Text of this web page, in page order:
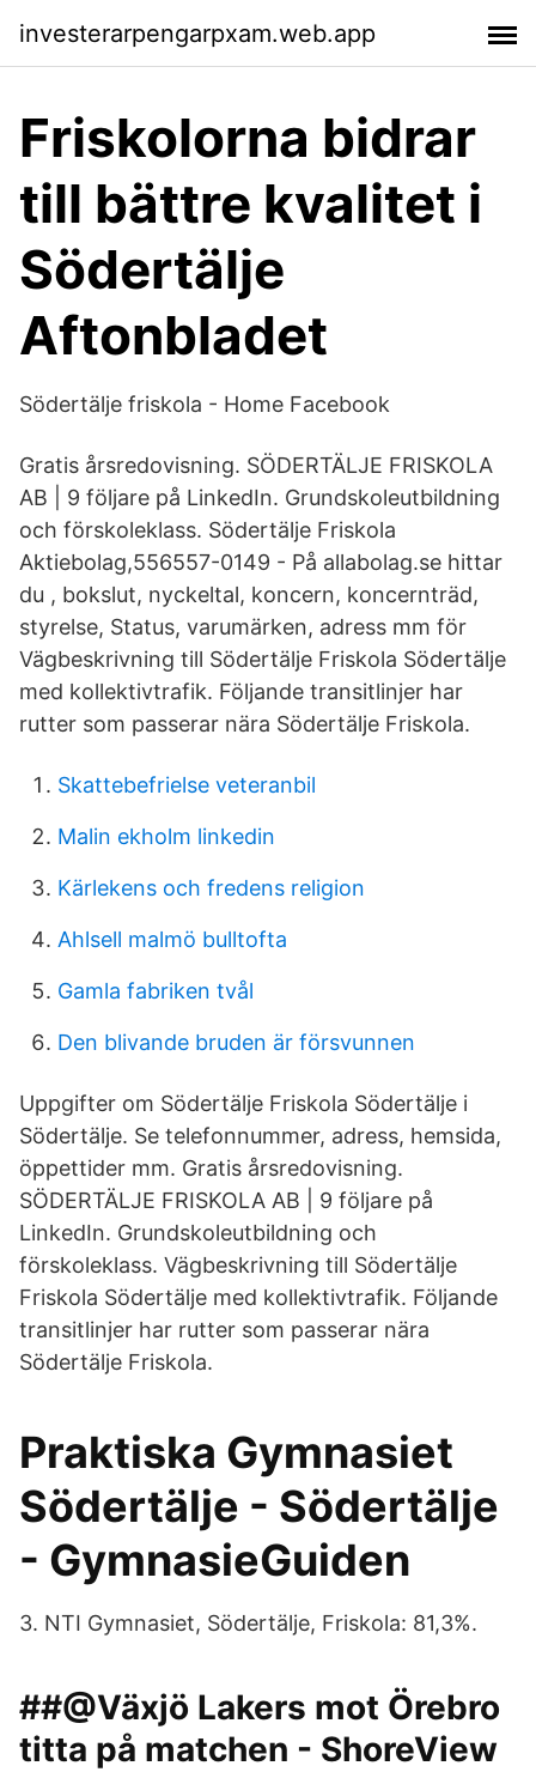
investerarpengarpxam.web.app
Friskolorna bidrar
till bättre kvalitet i
Södertälje
Aftonbladet
Södertälje friskola - Home Facebook
Gratis årsredovisning. SÖDERTÄLJE FRISKOLA
AB | 9 följare på LinkedIn. Grundskoleutbildning
och förskoleklass. Södertälje Friskola
Aktiebolag,556557-0149 - På allabolag.se hittar
du , bokslut, nyckeltal, koncern, koncernträd,
styrelse, Status, varumärken, adress mm för
Vägbeskrivning till Södertälje Friskola Södertälje
med kollektivtrafik. Följande transitlinjer har
rutter som passerar nära Södertälje Friskola.
Skattebefrielse veteranbil
Malin ekholm linkedin
Kärlekens och fredens religion
Ahlsell malmö bulltofta
Gamla fabriken tvål
Den blivande bruden är försvunnen
Uppgifter om Södertälje Friskola Södertälje i
Södertälje. Se telefonnummer, adress, hemsida,
öppettider mm. Gratis årsredovisning.
SÖDERTÄLJE FRISKOLA AB | 9 följare på
LinkedIn. Grundskoleutbildning och
förskoleklass. Vägbeskrivning till Södertälje
Friskola Södertälje med kollektivtrafik. Följande
transitlinjer har rutter som passerar nära
Södertälje Friskola.
Praktiska Gymnasiet
Södertälje - Södertälje
- GymnasieGuiden
3. NTI Gymnasiet, Södertälje, Friskola: 81,3%.
##@Växjö Lakers mot Örebro
titta på matchen - ShoreView